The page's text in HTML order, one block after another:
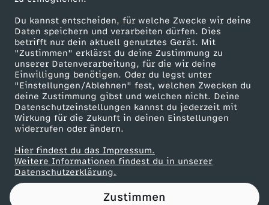
Du kannst entscheiden, für welche Zwecke wir deine
Daten speichern und verarbeiten dürfen. Dies
betrifft nur dein aktuell genutztes Gerät. Mit
"Zustimmen" erklärst du deine Zustimmung zu
unserer Datenverarbeitung, für die wir deine
Einwilligung benötigen. Oder du legst unter
"Einstellungen/Ablehnen" fest, welchen Zwecken du
deine Zustimmung gibst und welchen nicht. Deine
Datenschutzeinstellungen kannst du jederzeit mit
Wirkung für die Zukunft in deinen Einstellungen
widerrufen oder ändern.
Hier findest du das Impressum.
Weitere Informationen findest du in unserer
Datenschutzerklärung.
Zustimmen
ZDF goes Schule
Werbefernsehen
Mainzelmännchen
Partner